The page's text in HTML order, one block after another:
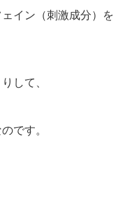
イン（刺激成分）を
して、
です。